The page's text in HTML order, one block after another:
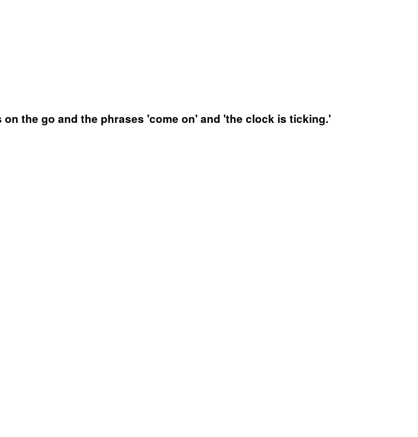
the go and the phrases 'come on' and 'the clock is ticking.'